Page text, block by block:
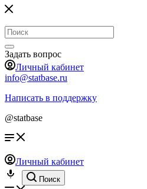
Задать вопрос
Личный кабинет
info@statbase.ru
Написать в поддержку
@statbase
Личный кабинет
Поиск